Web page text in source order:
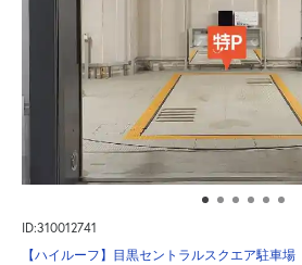
ID:310012741
【ハイルーフ】目黒セントラルスクエア駐車場